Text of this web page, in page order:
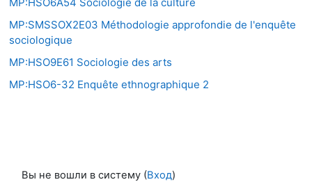
MP:SMSSOX2E03 Méthodologie approfondie de l'enquête
sociologique
MP:HSO9E61 Sociologie des arts
MP:HSO6-32 Enquête ethnographique 2
Вы не вошли в систему (Вход)